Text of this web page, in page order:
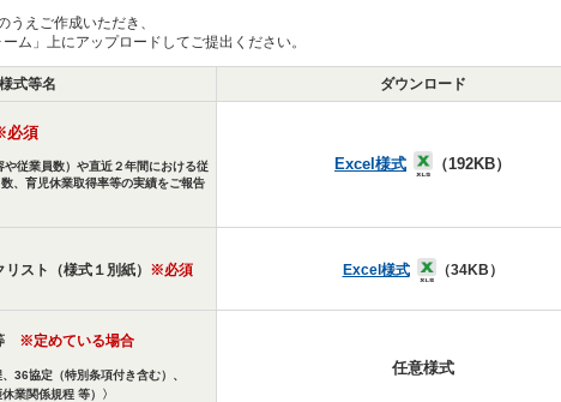
うえご作成いただき、
ム」上にアップロードしてご提出ください。
様式等名 ダウンロード
必須
従業員数）や直近２年間における従
、育児休業取得率等の実績をご報告
Excel様式 （192KB）
スト（様式１別紙） ※必須 Excel様式 （34KB）
※定めている場合
36協定（特別条項付き含む）、
業関係規程 等）〉
任意様式